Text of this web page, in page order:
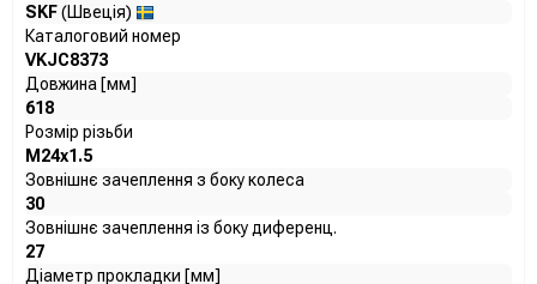
SKF(Швеція)
Каталоговий номер
VKJC8373
Довжина [мм]
618
Розмір різьби
M24x1.5
Зовнішнє зачеплення з боку колеса
30
Зовнішнє зачеплення із боку диференц.
27
Діаметр прокладки [мм]